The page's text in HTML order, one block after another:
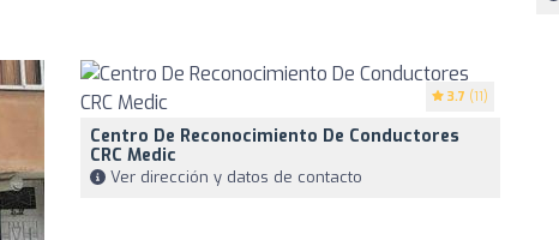
3.7 (11)
Centro De Reconocimiento De Conductores
CRC Medic
Ver dirección y datos de contacto